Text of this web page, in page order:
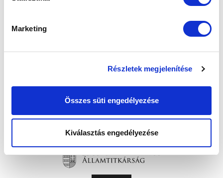
Marketing
Részletek megjelenítése
Összes süti engedélyezése
Kiválasztás engedélyezése